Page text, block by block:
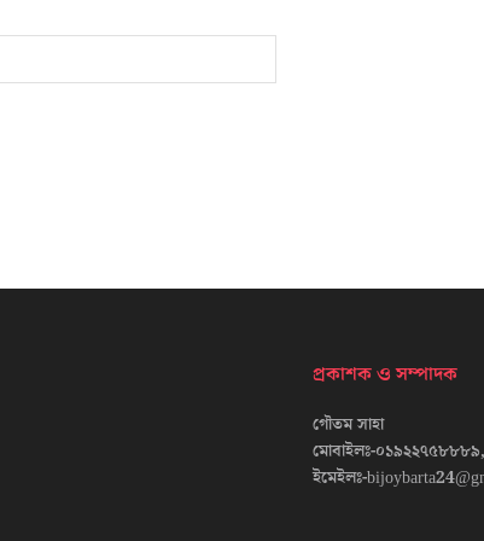
প্রকাশক ও সম্পাদক
গৌতম সাহা
মোবাইলঃ-
ইমেইলঃ-